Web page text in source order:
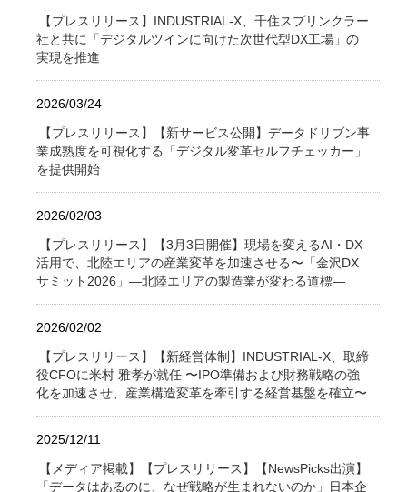
【プレスリリース】INDUSTRIAL-X、千住スプリンクラー
社と共に「デジタルツインに向けた次世代型DX工場」の
実現を推進
2026/03/24
【プレスリリース】【新サービス公開】データドリブン事
業成熟度を可視化する「デジタル変革セルフチェッカー」
を提供開始
2026/02/03
【プレスリリース】【3月3日開催】現場を変えるAI・DX
活用で、北陸エリアの産業変革を加速させる〜「金沢DX
サミット2026」―北陸エリアの製造業が変わる道標―
2026/02/02
【プレスリリース】【新経営体制】INDUSTRIAL-X、取締
役CFOに米村 雅孝が就任 〜IPO準備および財務戦略の強
化を加速させ、産業構造変革を牽引する経営基盤を確立〜
2025/12/11
【メディア掲載】【プレスリリース】【NewsPicks出演】
「データはあるのに、なぜ戦略が生まれないのか」日本企